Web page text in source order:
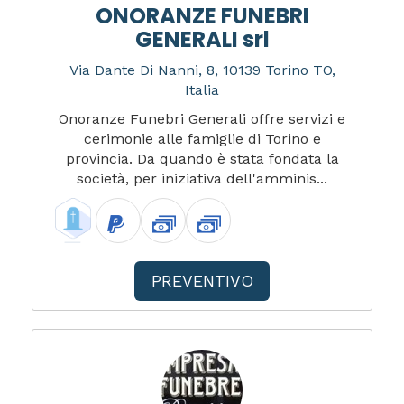
ONORANZE FUNEBRI
GENERALI srl
Via Dante Di Nanni, 8, 10139 Torino TO,
Italia
Onoranze Funebri Generali offre servizi e
cerimonie alle famiglie di Torino e
provincia. Da quando è stata fondata la
società, per iniziativa dell'amminis...
PREVENTIVO